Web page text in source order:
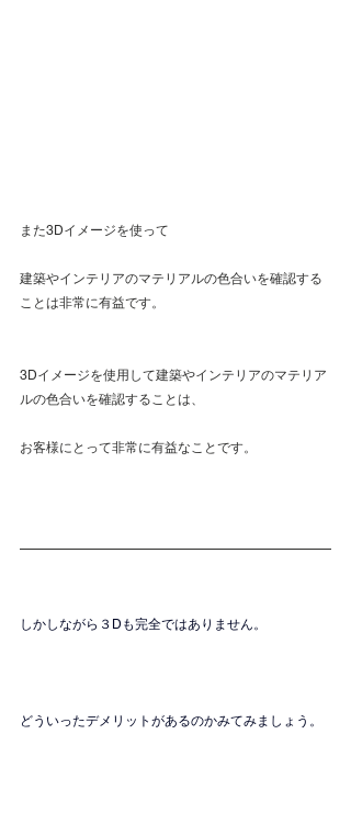
また3Dイメージを使って
建築やインテリアのマテリアルの色合いを確認する
ことは非常に有益です。
3Dイメージを使用して建築やインテリアのマテリア
ルの色合いを確認することは、
お客様にとって非常に有益なことです。
しかしながら３Dも完全ではありません。
どういったデメリットがあるのかみてみましょう。